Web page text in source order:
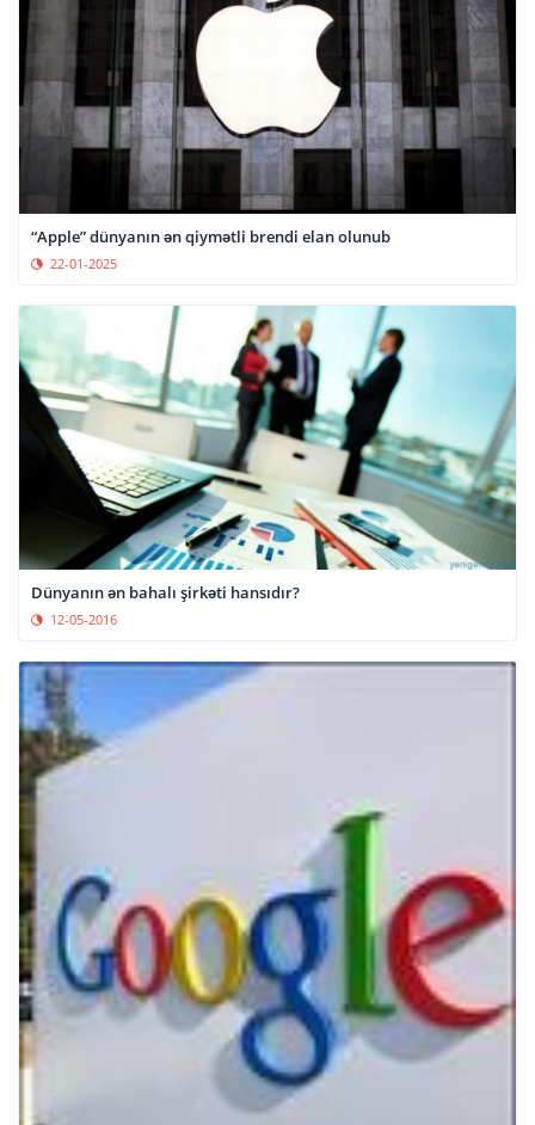
“Apple” dünyanın ən qiymətli brendi elan olunub
22-01-2025
Dünyanın ən bahalı şirkəti hansıdır?
12-05-2016